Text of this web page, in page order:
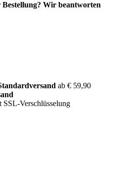
Wir beantworten
ab € 59,90
SSL-Verschlüsselung